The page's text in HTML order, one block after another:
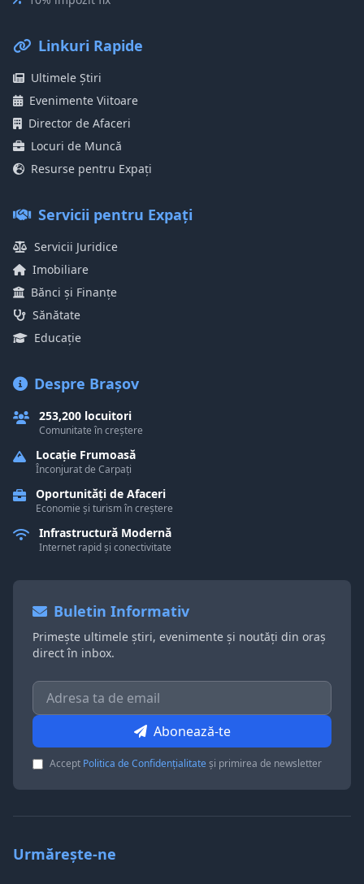
Linkuri Rapide
Ultimele Știri
Evenimente Viitoare
Director de Afaceri
Locuri de Muncă
Resurse pentru Expați
Servicii pentru Expați
Servicii Juridice
Imobiliare
Bănci și Finanțe
Sănătate
Educație
Despre Brașov
253,200 locuitori
Comunitate în creștere
Locație Frumoasă
Înconjurat de Carpați
Oportunități de Afaceri
Economie și turism în creștere
Infrastructură Modernă
Internet rapid și conectivitate
Buletin Informativ
Primește ultimele știri, evenimente și noutăți din oraș
direct în inbox.
Abonează-te
Accept Politica de Confidențialitateși primirea de newsletter
Urmărește-ne